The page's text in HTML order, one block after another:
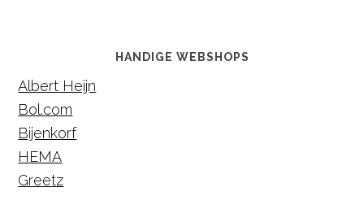
HANDIGE WEBSHOPS
Albert Heijn
Bol.com
Bijenkorf
HEMA
Greetz